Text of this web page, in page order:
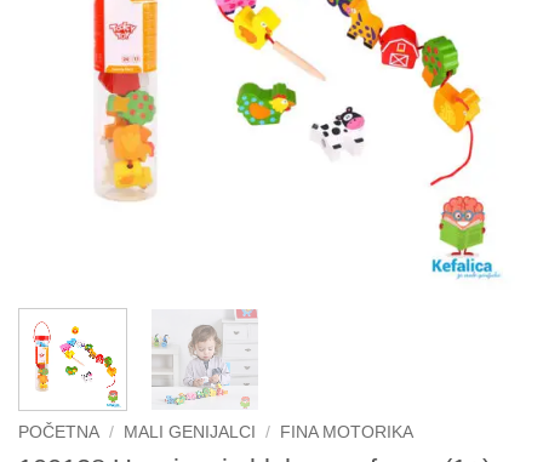
POČETNA / MALI GENIJALCI / FINA MOTORIKA